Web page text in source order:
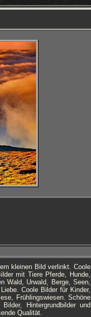
kleinen Bild verlinkt. Coole
mit Tiere Pferde, Hunde,
Wald, Urwald, Berge, Seen,
Coole Bilder für Kinder,
Frühlingswiesen. Schöne
Hintergrundbilder und
Qualität.